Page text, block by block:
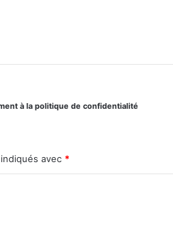
à la politique de confidentialité
avec *